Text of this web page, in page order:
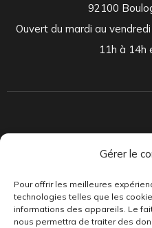
Gérer le
Pour offrir les meilleures
technologies telles que les
informations des appareils. Le
nous permettra de traiter des
92100
Ouvert du mardi au
11h à 14h
toujours des pépites